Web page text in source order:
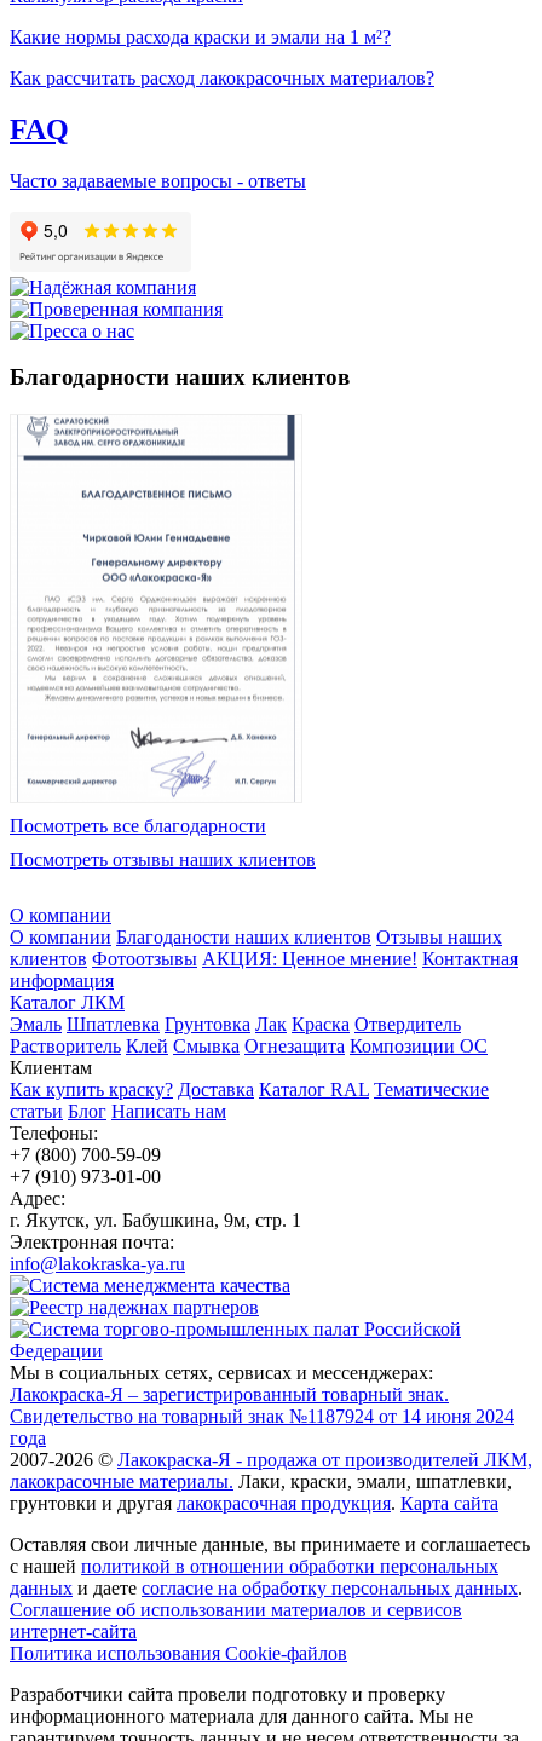
Какие нормы расхода краски и эмали на 1 м²?
Как рассчитать расход лакокрасочных материалов?
FAQ
Часто задаваемые вопросы - ответы
Благодарности наших клиентов
Посмотреть все благодарности
Посмотреть отзывы наших клиентов
О компании
О компании Благоданости наших клиентов Отзывы наших
клиентов Фотоотзывы АКЦИЯ: Ценное мнение! Контактная
информация
Каталог ЛКМ
Эмаль Шпатлевка Грунтовка Лак Краска Отвердитель
Растворитель Клей Смывка Огнезащита Композиции ОС
Клиентам
Как купить краску? Доставка Каталог RAL Тематические
статьи Блог Написать нам
Телефоны:
+7 (800) 700-59-09
+7 (910) 973-01-00
Адрес:
г. Якутск, ул. Бабушкина, 9м, стр. 1
Электронная почта:
info@lakokraska-ya.ru
Мы в социальных сетях, сервисах и мессенджерах:
Лакокраска-Я – зарегистрированный товарный знак.
Свидетельство на товарный знак №1187924 от 14 июня 2024
года
2007-2026 © Лакокраска-Я - продажа от производителей ЛКМ,
лакокрасочные материалы. Лаки, краски, эмали, шпатлевки,
грунтовки и другая лакокрасочная продукция. Карта сайта
Оставляя свои личные данные, вы принимаете и соглашаетесь
с нашей политикой в отношении обработки персональных
данных и даете cогласие на обработку персональных данных.
Соглашение об использовании материалов и сервисов
интернет-сайта
Политика использования Cookie-файлов
Разработчики сайта провели подготовку и проверку
информационного материала для данного сайта. Мы не